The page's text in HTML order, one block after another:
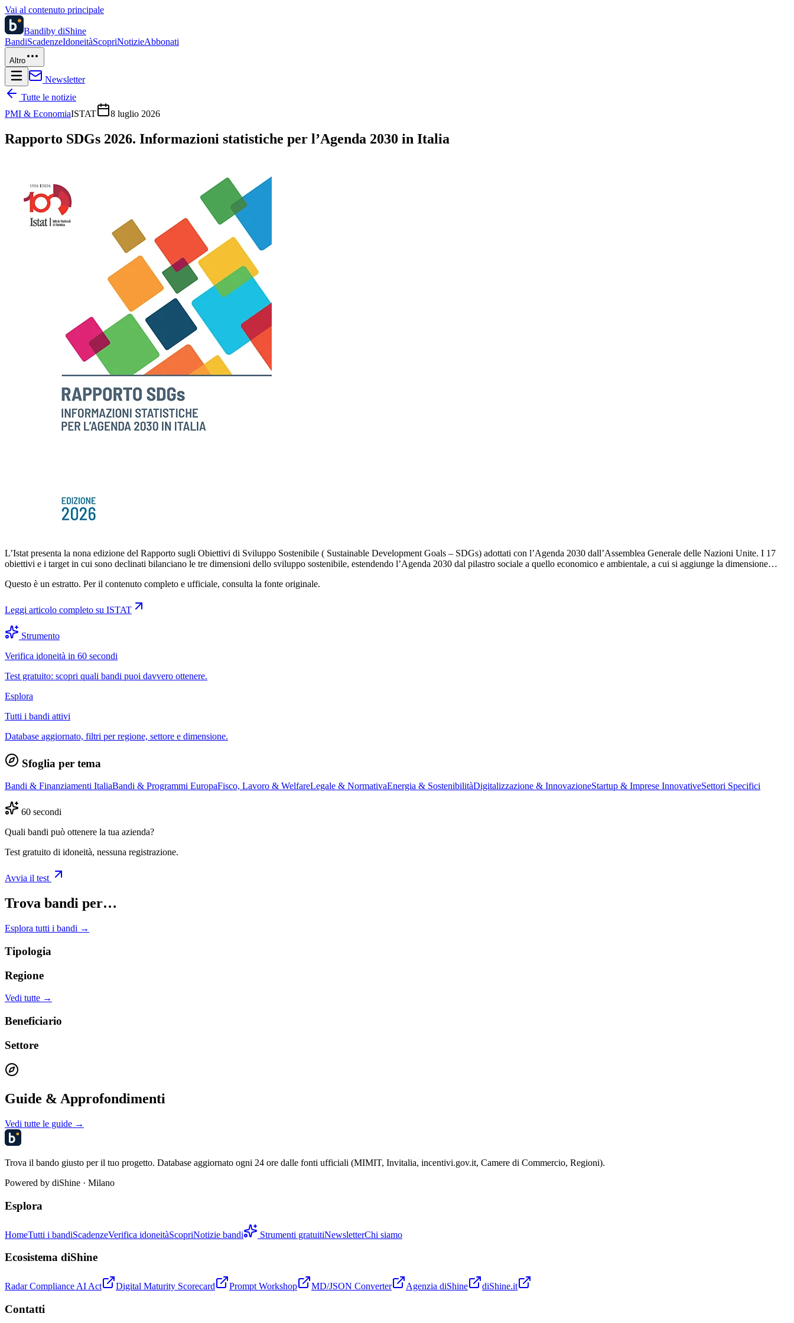
Vai al contenuto principale
Bandiby diShine
BandiScadenzeIdoneitàScopriNotizieAbbonati
Altro
Newsletter
Tutte le notizie
PMI & EconomiaISTAT 8 luglio 2026
Rapporto SDGs 2026. Informazioni statistiche per l’Agenda 2030 in Italia
L’Istat presenta la nona edizione del Rapporto sugli Obiettivi di Sviluppo Sostenibile ( Sustainable Development Goals – SDGs) adottati con l’Agenda 2030 dall’Assemblea Generale delle Nazioni Unite. I 17
obiettivi e i target in cui sono declinati bilanciano le tre dimensioni dello sviluppo sostenibile, estendendo l’Agenda 2030 dal pilastro sociale a quello economico e ambientale, a cui si aggiunge la dimensione…
Questo è un estratto. Per il contenuto completo e ufficiale, consulta la fonte originale.
Leggi articolo completo su ISTAT
Strumento
Verifica idoneità in 60 secondi
Test gratuito: scopri quali bandi puoi davvero ottenere.
Esplora
Tutti i bandi attivi
Database aggiornato, filtri per regione, settore e dimensione.
Sfoglia per tema
Bandi & Finanziamenti ItaliaBandi & Programmi EuropaFisco, Lavoro & WelfareLegale & NormativaEnergia & SostenibilitàDigitalizzazione & InnovazioneStartup & Imprese InnovativeSettori Specifici
60 secondi
Quali bandi può ottenere la tua azienda?
Test gratuito di idoneità, nessuna registrazione.
Avvia il test
Trova bandi per…
Esplora tutti i bandi →
Tipologia
Regione
Vedi tutte →
Beneficiario
Settore
Guide & Approfondimenti
Vedi tutte le guide →
Trova il bando giusto per il tuo progetto. Database aggiornato ogni 24 ore dalle fonti ufficiali (MIMIT, Invitalia, incentivi.gov.it, Camere di Commercio, Regioni).
Powered by diShine · Milano
Esplora
HomeTutti i bandiScadenzeVerifica idoneitàScopriNotizie bandi Strumenti gratuitiNewsletterChi siamo
Ecosistema diShine
Radar Compliance AI Act Digital Maturity Scorecard Prompt Workshop MD/JSON Converter Agenzia diShine diShine.it
Contatti